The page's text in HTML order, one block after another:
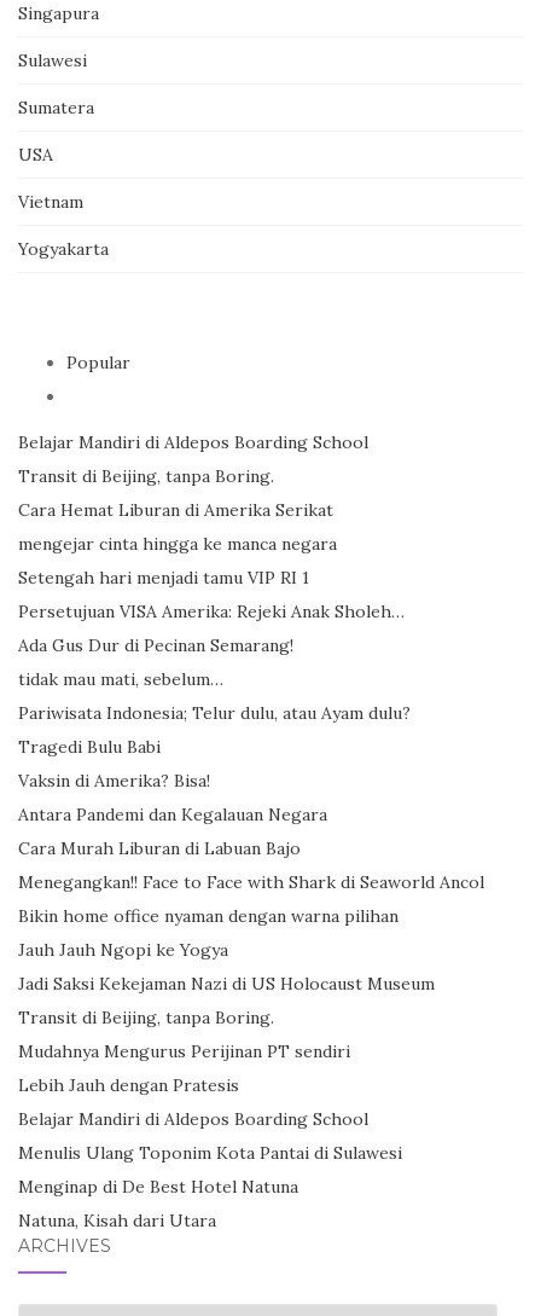
Singapura
Sulawesi
Sumatera
USA
Vietnam
Yogyakarta
Popular
Belajar Mandiri di Aldepos Boarding School
Transit di Beijing, tanpa Boring.
Cara Hemat Liburan di Amerika Serikat
mengejar cinta hingga ke manca negara
Setengah hari menjadi tamu VIP RI 1
Persetujuan VISA Amerika: Rejeki Anak Sholeh…
Ada Gus Dur di Pecinan Semarang!
tidak mau mati, sebelum…
Pariwisata Indonesia; Telur dulu, atau Ayam dulu?
Tragedi Bulu Babi
Vaksin di Amerika? Bisa!
Antara Pandemi dan Kegalauan Negara
Cara Murah Liburan di Labuan Bajo
Menegangkan!! Face to Face with Shark di Seaworld Ancol
Bikin home office nyaman dengan warna pilihan
Jauh Jauh Ngopi ke Yogya
Jadi Saksi Kekejaman Nazi di US Holocaust Museum
Transit di Beijing, tanpa Boring.
Mudahnya Mengurus Perijinan PT sendiri
Lebih Jauh dengan Pratesis
Belajar Mandiri di Aldepos Boarding School
Menulis Ulang Toponim Kota Pantai di Sulawesi
Menginap di De Best Hotel Natuna
Natuna, Kisah dari Utara
ARCHIVES